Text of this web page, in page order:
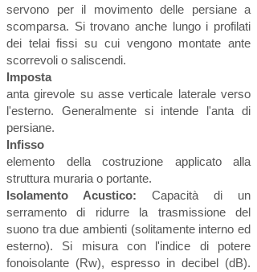
servono per il movimento delle persiane a
scomparsa. Si trovano anche lungo i profilati
dei telai fissi su cui vengono montate ante
scorrevoli o saliscendi.
Imposta
anta girevole su asse verticale laterale verso
l'esterno. Generalmente si intende l'anta di
persiane.
Infisso
elemento della costruzione applicato alla
struttura muraria o portante.
Isolamento Acustico: Capacità di un
serramento di ridurre la trasmissione del
suono tra due ambienti (solitamente interno ed
esterno). Si misura con l'indice di potere
fonoisolante (Rw), espresso in decibel (dB).